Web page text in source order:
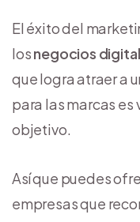
El éxito del
losnegocios
que logra atraer a
para las marcas
objetivo.
Así que puedes
empresas que